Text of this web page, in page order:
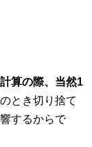
算の際、当然1
とき切り捨て
するからで